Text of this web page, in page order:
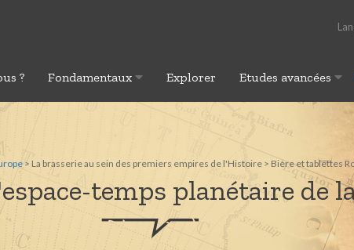
? Fondamentaux Explorer Etudes avancées
> La brasserie au sein des premiers empires de l'Histoire > Bière et tablettes
temps planétaire de